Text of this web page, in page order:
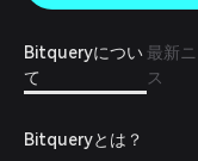
Bitqueryについ
て
最新
ス
Bitqueryとは？